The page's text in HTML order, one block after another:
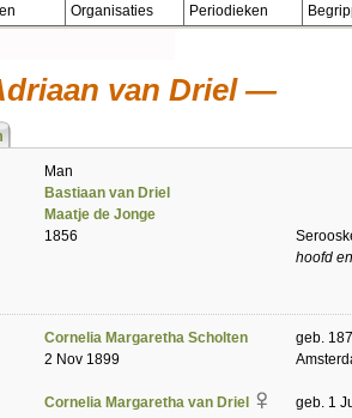
Organisaties Periodieken
van Driel
Man
Bastiaan van Driel
Maatje de Jonge
1856
hoofd
Cornelia Margaretha Scholten
geb.
2 Nov 1899
Cornelia Margaretha van Driel
geb. 1